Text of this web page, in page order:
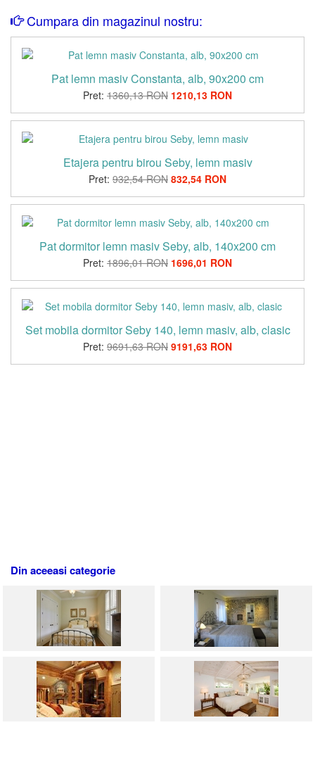
Cumpara din magazinul nostru:
Pat lemn masiv Constanta, alb, 90x200 cm
Pret: 1360,13 RON 1210,13 RON
Etajera pentru birou Seby, lemn masiv
Pret: 932,54 RON 832,54 RON
Pat dormitor lemn masiv Seby, alb, 140x200 cm
Pret: 1896,01 RON 1696,01 RON
Set mobila dormitor Seby 140, lemn masiv, alb, clasic
Pret: 9691,63 RON 9191,63 RON
Din aceeasi categorie